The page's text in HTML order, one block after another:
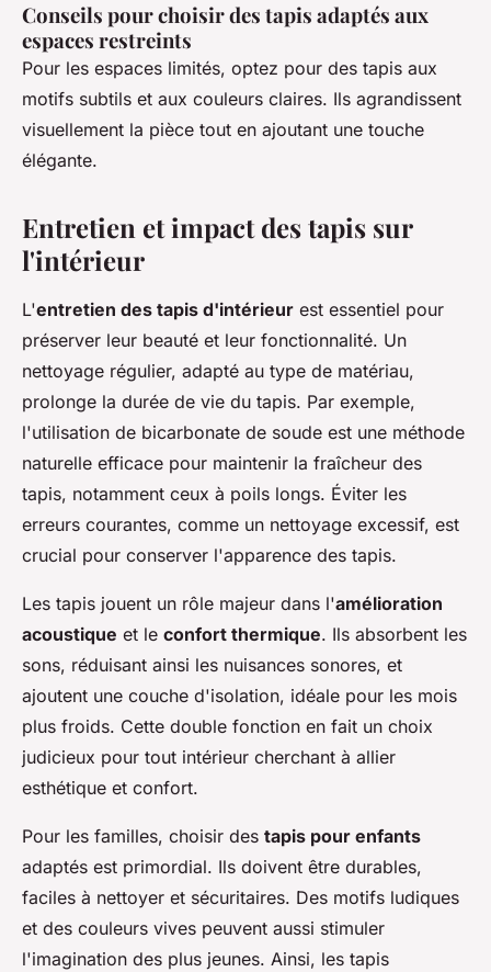
Conseils pour choisir des tapis adaptés aux
espaces restreints
Pour les espaces limités, optez pour des tapis aux
motifs subtils et aux couleurs claires. Ils agrandissent
visuellement la pièce tout en ajoutant une touche
élégante.
Entretien et impact des tapis sur
l'intérieur
L'entretien des tapis d'intérieur est essentiel pour
préserver leur beauté et leur fonctionnalité. Un
nettoyage régulier, adapté au type de matériau,
prolonge la durée de vie du tapis. Par exemple,
l'utilisation de bicarbonate de soude est une méthode
naturelle efficace pour maintenir la fraîcheur des
tapis, notamment ceux à poils longs. Éviter les
erreurs courantes, comme un nettoyage excessif, est
crucial pour conserver l'apparence des tapis.
Les tapis jouent un rôle majeur dans l'amélioration
acoustique et le confort thermique. Ils absorbent les
sons, réduisant ainsi les nuisances sonores, et
ajoutent une couche d'isolation, idéale pour les mois
plus froids. Cette double fonction en fait un choix
judicieux pour tout intérieur cherchant à allier
esthétique et confort.
Pour les familles, choisir des tapis pour enfants
adaptés est primordial. Ils doivent être durables,
faciles à nettoyer et sécuritaires. Des motifs ludiques
et des couleurs vives peuvent aussi stimuler
l'imagination des plus jeunes. Ainsi, les tapis